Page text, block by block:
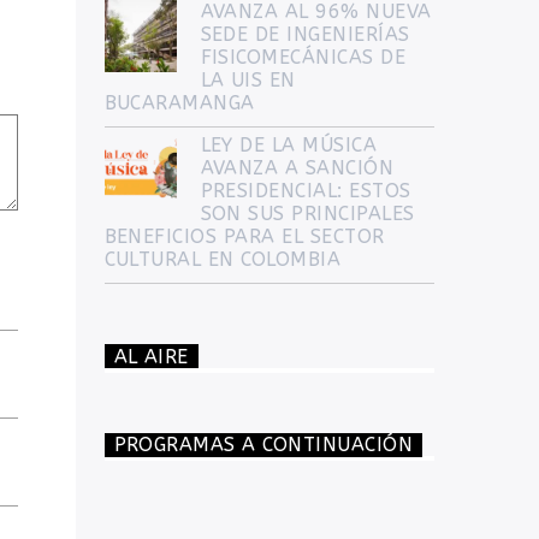
AVANZA AL 96% NUEVA
SEDE DE INGENIERÍAS
FISICOMECÁNICAS DE
LA UIS EN
BUCARAMANGA
LEY DE LA MÚSICA
AVANZA A SANCIÓN
PRESIDENCIAL: ESTOS
SON SUS PRINCIPALES
BENEFICIOS PARA EL SECTOR
CULTURAL EN COLOMBIA
AL AIRE
PROGRAMAS A CONTINUACIÓN